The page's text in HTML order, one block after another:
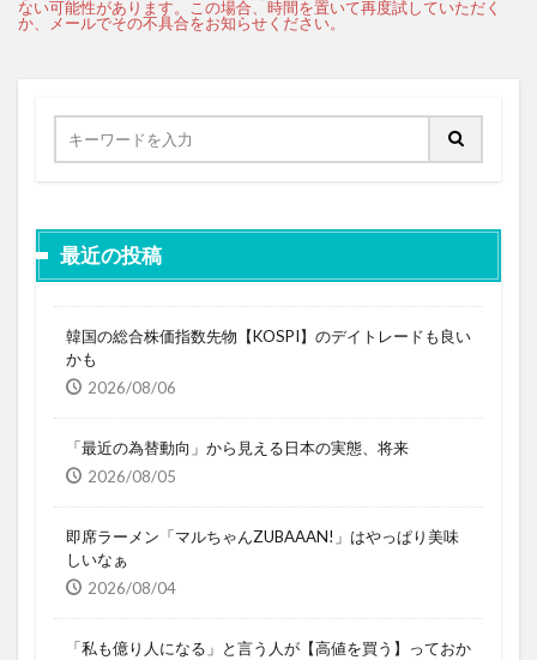
最近の投稿
韓国の総合株価指数先物【KOSPI】のデイトレードも良い
かも
2026/08/06
「最近の為替動向」から見える日本の実態、将来
2026/08/05
即席ラーメン「マルちゃんZUBAAAN!」はやっぱり美味
しいなぁ
2026/08/04
「私も億り人になる」と言う人が【高値を買う】っておか